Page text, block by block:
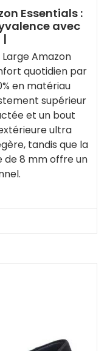
Essentials :
avec
|
Amazon
quotidien par
en matériau
supérieur
et un bout
ultra
tandis que la
8 mm offre un
le produit